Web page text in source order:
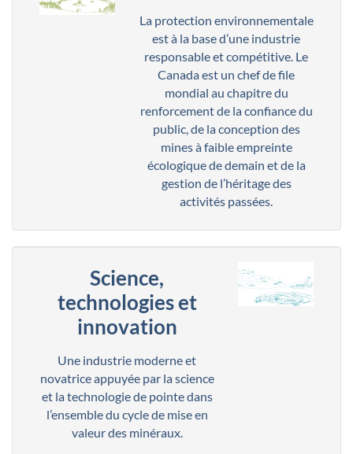
La protection environnementale
est à la base d’une industrie
responsable et compétitive. Le
Canada est un chef de file
mondial au chapitre du
renforcement de la confiance du
public, de la conception des
mines à faible empreinte
écologique de demain et de la
gestion de l’héritage des
activités passées.
Science,
technologies et
innovation
Une industrie moderne et
novatrice appuyée par la science
et la technologie de pointe dans
l’ensemble du cycle de mise en
valeur des minéraux.